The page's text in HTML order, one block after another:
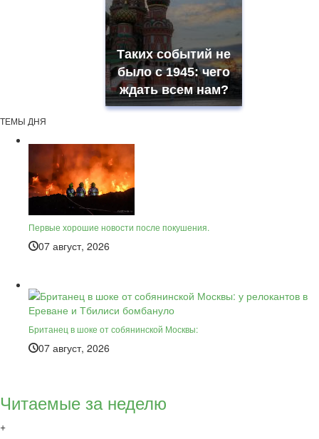
Таких событий не
было с 1945: чего
ждать всем нам?
ТЕМЫ ДНЯ
Первые хорошие новости после покушения.
07 август, 2026
Британец в шоке от собянинской Москвы:
07 август, 2026
Читаемые за неделю
+